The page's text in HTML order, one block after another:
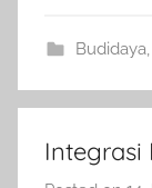
Budidaya
Integrasi